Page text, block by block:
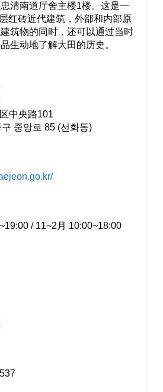
清南道厅舍主楼1楼。这是一
红砖近代建筑，外部和内部原
筑物的同时，还可以通过当时
生动地了解大田的历史。
中央路101
중앙로 85 (선화동)
/ 11~2月 10:00~18:00